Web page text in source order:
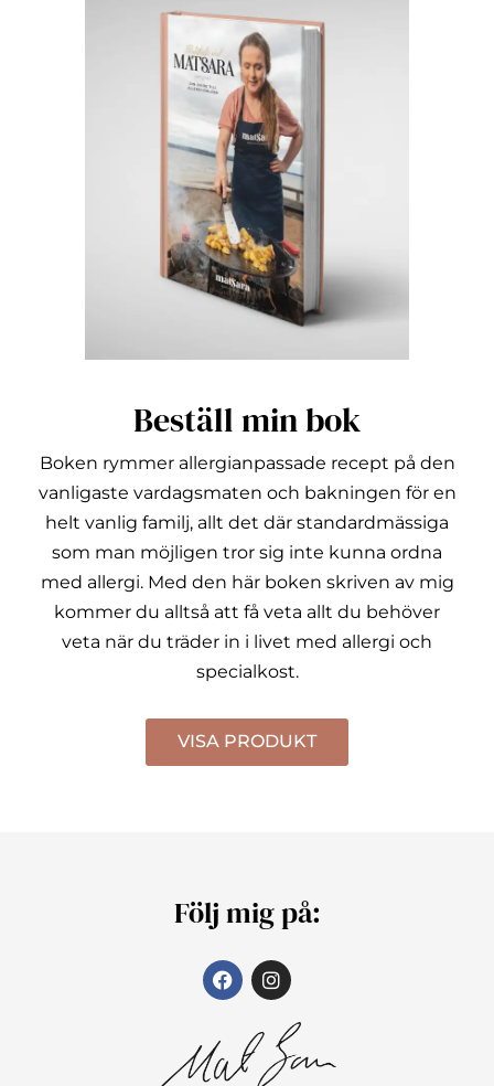
Beställ min bok
Boken rymmer allergianpassade recept på den
vanligaste vardagsmaten och bakningen för en
helt vanlig familj, allt det där standardmässiga
som man möjligen tror sig inte kunna ordna
med allergi. Med den här boken skriven av mig
kommer du alltså att få veta allt du behöver
veta när du träder in i livet med allergi och
specialkost.
VISA PRODUKT
Följ mig på: